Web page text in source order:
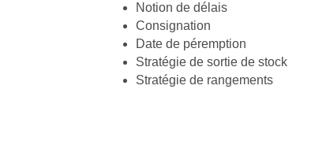
Notion de délais
Consignation
Date de péremption
Stratégie de sortie de stock
Stratégie de rangements